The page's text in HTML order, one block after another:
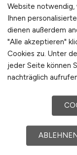
Finanzwesen,
Beliebte
Jobangebote
MAN Truck &
Deutsche Cargill
Deutschland
GmbH, Schaper
H. Meyer
Services GmbH
Anlagen GmbH
Einfach online
Website notwendig,
Ihnen
dienen außerdem
"Alle akzeptieren"
Cookies zu. Unter
jeder Seite können
nachträglich